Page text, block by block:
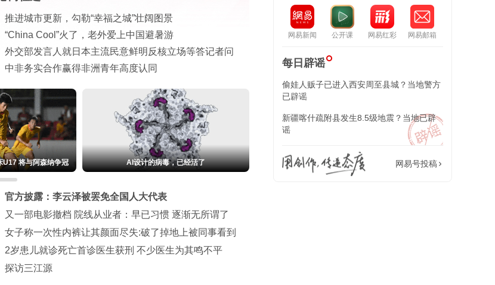
推进城市更新，勾勒“幸福之城”壮阔图景
“China Cool”火了，老外爱上中国避暑游
外交部发言人就日本主流民意鲜明反核立场等答记者问
中非务实合作赢得非洲青年高度认同
将与阿森纳争冠 AI设计的病毒，已经活了 包上恩穿青花吊带长裙搭蓝色开衫 清新灵动
网易新闻 公开课 网易红彩 网易邮箱
每日辟谣
偷娃人贩子已进入西安周至县城？当地警方
已辟谣
新疆喀什疏附县发生8.5级地震？当地已辟
谣
网易号投稿
官方披露：李云泽被罢免全国人大代表
又一部电影撤档 院线从业者：早已习惯 逐渐无所谓了
女子称一次性内裤让其颜面尽失:破了掉地上被同事看到
2岁患儿就诊死亡首诊医生获刑 不少医生为其鸣不平
探访三江源